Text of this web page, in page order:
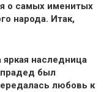
о самых именитых
народа. Итак,
яркая наследница
был
любовь к